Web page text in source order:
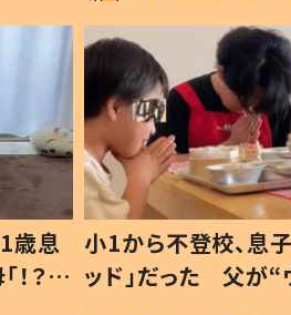
歳息
？」
小1から不登校、息
ッド」だった 父が